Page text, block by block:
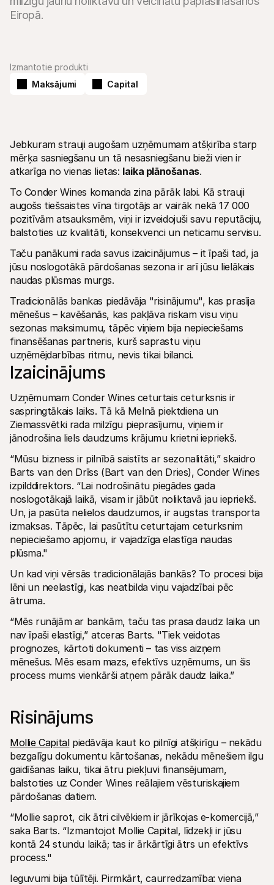
Tehniskie resursi
Discord kopiena
Pievienojieties mūsu izstrādātāju kopienai
Par Mollie
Cenas
Par mums
Uzziniet vairāk par mūsu stāstu un
vērtībām
Jaunumi
Lasiet jaunākās Mollie ziņas
Nāc strādāt pie mums – mēs
meklējam kolēģus!
Sazināties
Pircējiem
Mollie klientiem
Sazinieties ar mūsu klientu atbalsta komandu
Sazinieties ar pārdošanas komandu
Atklājiet, kā mēs varam palīdzēt jūsu uzņēmumam
Jebkuram strauji augošam uzņēmumam atšķirība starp
mērķa sasniegšanu un tā nesasniegšanu bieži vien ir
atkarīga no vienas lietas: laika plānošanas.
To Conder Wines komanda zina pārāk labi. Kā strauji
augošs tiešsaistes vīna tirgotājs ar vairāk nekā 17 000
pozitīvām atsauksmēm, viņi ir izveidojuši savu reputāciju,
balstoties uz kvalitāti, konsekvenci un neticamu servisu.
Taču panākumi rada savus izaicinājumus – it īpaši tad, ja
jūsu noslogotākā pārdošanas sezona ir arī jūsu lielākais
naudas plūsmas murgs.
Tradicionālās bankas piedāvāja "risinājumu", kas prasīja
mēnešus – kavēšanās, kas pakļāva riskam visu viņu
sezonas maksimumu, tāpēc viņiem bija nepieciešams
finansēšanas partneris, kurš saprastu viņu
uzņēmējdarbības ritmu, nevis tikai bilanci.
Izaicinājums
Uzņēmumam Conder Wines ceturtais ceturksnis ir
saspringtākais laiks. Tā kā Melnā piektdiena un
Ziemassvētki rada milzīgu pieprasījumu, viņiem ir
jānodrošina liels daudzums krājumu krietni iepriekš.
“Mūsu bizness ir pilnībā saistīts ar sezonalitāti,” skaidro
Barts van den Drīss (Bart van den Dries), Conder Wines
izpilddirektors. “Lai nodrošinātu piegādes gada
noslogotākajā laikā, visam ir jābūt noliktavā jau iepriekš.
Un, ja pasūta nelielos daudzumos, ir augstas transporta
izmaksas. Tāpēc, lai pasūtītu ceturtajam ceturksnim
nepieciešamo apjomu, ir vajadzīga elastīga naudas
plūsma."
Un kad viņi vērsās tradicionālajās bankās? To procesi bija
lēni un neelastīgi, kas neatbilda viņu vajadzībai pēc
ātruma.
“Mēs runājām ar bankām, taču tas prasa daudz laika un
nav īpaši elastīgi,” atceras Barts. "Tiek veidotas
prognozes, kārtoti dokumenti – tas viss aizņem
mēnešus. Mēs esam mazs, efektīvs uzņēmums, un šis
process mums vienkārši atņem pārāk daudz laika.”
Risinājums
Mollie Capital piedāvāja kaut ko pilnīgi atšķirīgu – nekādu
bezgalīgu dokumentu kārtošanas, nekādu mēnešiem ilgu
gaidīšanas laiku, tikai ātru piekļuvi finansējumam,
balstoties uz Conder Wines reālajiem vēsturiskajiem
pārdošanas datiem.
“Mollie saprot, cik ātri cilvēkiem ir jārīkojas e-komercijā,”
saka Barts. “Izmantojot Mollie Capital, līdzekļi ir jūsu
kontā 24 stundu laikā; tas ir ārkārtīgi ātrs un efektīvs
process."
Ieguvumi bija tūlītēji. Pirmkārt, caurredzamība: viena
Izmantotie produkti
Maksājumi
Capital